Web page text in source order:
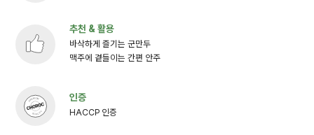
추천 & 활용
바삭하게 즐기는 군만두
맥주에 곁들이는 간편 안주
인증
HACCP 인증